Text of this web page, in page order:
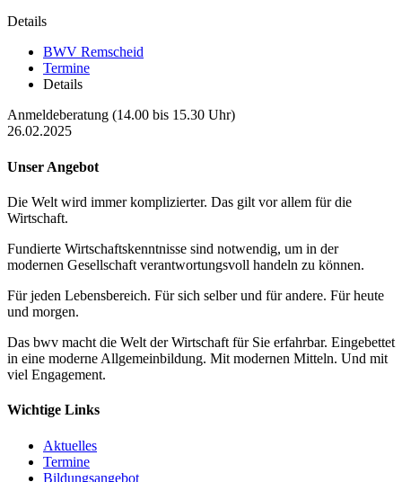
Details
BWV Remscheid
Termine
Details
Anmeldeberatung (14.00 bis 15.30 Uhr)
26.02.2025
Unser Angebot
Die Welt wird immer komplizierter. Das gilt vor allem für die
Wirtschaft.
Fundierte Wirtschaftskenntnisse sind notwendig, um in der
modernen Gesellschaft verantwortungsvoll handeln zu können.
Für jeden Lebensbereich. Für sich selber und für andere. Für heute
und morgen.
Das bwv macht die Welt der Wirtschaft für Sie erfahrbar. Eingebettet
in eine moderne Allgemeinbildung. Mit modernen Mitteln. Und mit
viel Engagement.
Wichtige Links
Aktuelles
Termine
Bildungsangebot